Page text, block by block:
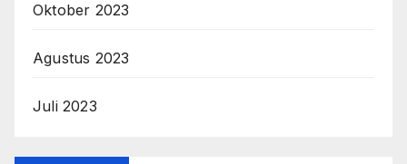
Oktober 2023
Agustus 2023
Juli 2023